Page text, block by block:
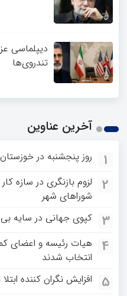
دیپلماسی
تندروی‌ها
آخرین عناوین
1 روز پنجشنبه در
2
لزوم بازنگری در سازه
شوراهای شهر
3 کپوی جهانی در سایه
4
هیات رئیسه و اعضای
انتخاب شدند
5 افزایش نگران کننده